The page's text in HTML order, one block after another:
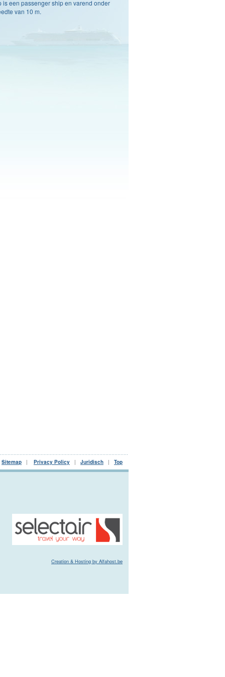
een passenger ship en varend onder
van 10 m.
Sitemap | Privacy Policy | Juridisch | Top
Creation & Hosting by Alfahost.be